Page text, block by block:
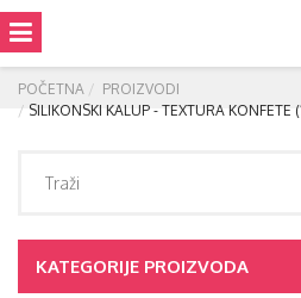
POČETNA
PROIZVODI
SILIKONSKI KALUP - TEXTURA KONFETE
KATEGORIJE PROIZVODA